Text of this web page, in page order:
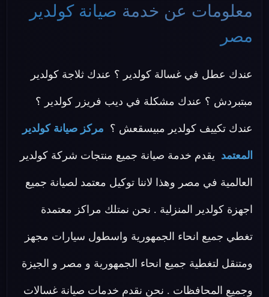
معلومات عن خدمة صيانة كولدير
مصر
عندك عطل في غسالة كولدير ؟ عندك ثلاجة كولدير
مبتبردش ؟ عندك مشكلة في ديب فريزر كولدير ؟
عندك تكييف كولدير مبيسقعش ؟ مركز صيانة كولدير
المعتمد يقدم خدمة صيانة جميع منتجات شركة كولدير
العالمية في مصر وهذا لاننا توكيل معتمد لصيانة جميع
اجهزة كولدير المنزلية . نحن نمتلك مراكز معتمدة
تغطي جميع انحاء الجمهورية واسطول سيارات مجهز
ومتنقل لتغطية جميع انحاء الجمهورية و مصر و الجيزة
وجميع المحافظات . نحن نقدم خدمات صيانة غسالات